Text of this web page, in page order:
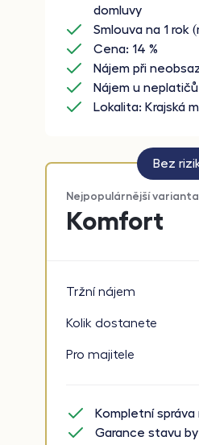
domluvy
Smlouva na 1 rok
Cena: 14 %
Nájem při
Nájem u
Lokalita: Krajská
Bez
Nejpopulárnější varianta
Komfort
Tržní nájem
Kolik dostanete
Pro majitele
Kompletní
Garance stavu